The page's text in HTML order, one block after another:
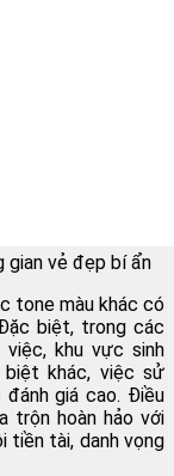
gian vẻ đẹp bí ẩn
tone màu khác có
biệt, trong các
việc, khu vực sinh
biệt khác, việc sử
giá cao. Điều
trộn hoàn hảo với
tiền tài, danh vọng